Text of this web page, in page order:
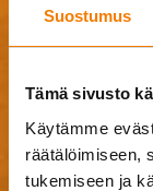
Suostumus
Tämä sivusto
Käytämme
räätälöimiseen,
tukemiseen ja
Jätä meille